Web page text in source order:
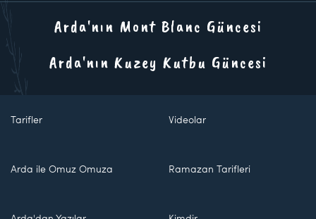
Arda'nın Mont Blanc Güncesi
Arda'nın Kuzey Kutbu Güncesi
Tarifler Videolar
Arda ile Omuz Omuza Ramazan Tarifleri